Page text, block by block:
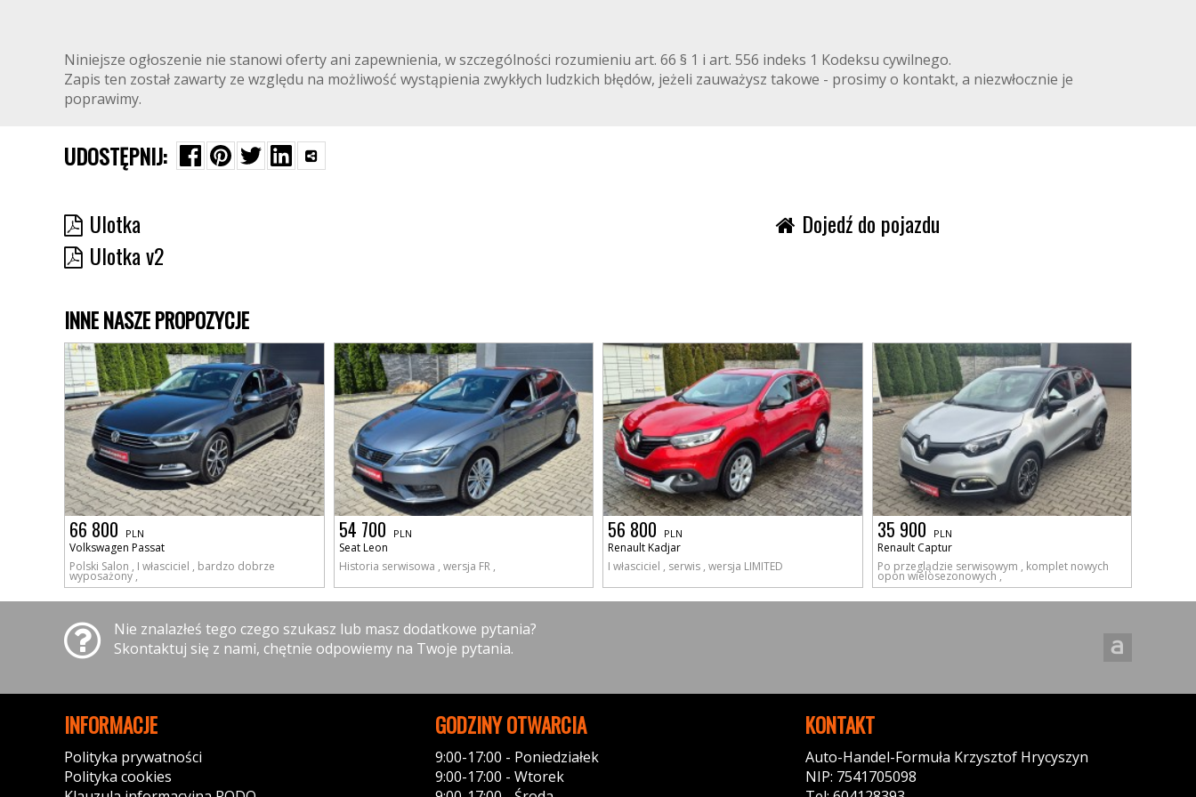
Niniejsze ogłoszenie nie stanowi oferty ani zapewnienia, w szczególności rozumieniu art. 66 § 1 i art. 556 indeks 1 Kodeksu cywilnego.
Zapis ten został zawarty ze względu na możliwość wystąpienia zwykłych ludzkich błędów, jeżeli zauważysz takowe - prosimy o kontakt, a niezwłocznie je
poprawimy.
UDOSTĘPNIJ:
Ulotka
Ulotka v2
Dojedź do pojazdu
INNE NASZE PROPOZYCJE
66 800 PLN
Volkswagen Passat
Polski Salon , I własciciel , bardzo dobrze
wyposażony ,
54 700 PLN
Seat Leon
Historia serwisowa , wersja FR ,
56 800 PLN
Renault Kadjar
I własciciel , serwis , wersja LIMITED
35 900 PLN
Renault Captur
Po przeglądzie serwisowym , komplet nowych
opon wielosezonowych ,
Nie znalazłeś tego czego szukasz lub masz dodatkowe pytania?
Skontaktuj się z nami, chętnie odpowiemy na Twoje pytania.
INFORMACJE
Polityka prywatności
Polityka cookies
GODZINY OTWARCIA
9:00-17:00 - Poniedziałek
9:00-17:00 - Wtorek
KONTAKT
Auto-Handel-Formuła Krzysztof Hrycyszyn
NIP: 7541705098